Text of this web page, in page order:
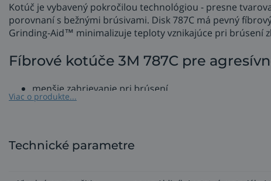
Kotúč je vybavený pokročilou technológiou - presne
porovnaní s bežnými brúsivami. Disk 787C má pevný
Grinding-Aid™ minimalizuje teploty vznikajúce pri brúsení
Fíbrové kotúče 3M 787C pre
menšie zahrievanie pri brúsení,
väčšia brúsna rýchlosť, rýchlejší úber,
menšie vibrácie pre brusiča,
nepodbrusuje, drží rovinu,
Viac o produkte...
Technické parametre